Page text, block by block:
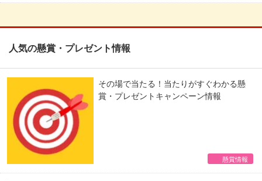
人気の懸賞・プレゼント情報
その場で当たる！当たりがすぐわかる懸
賞・プレゼントキャンペーン情報
懸賞情報